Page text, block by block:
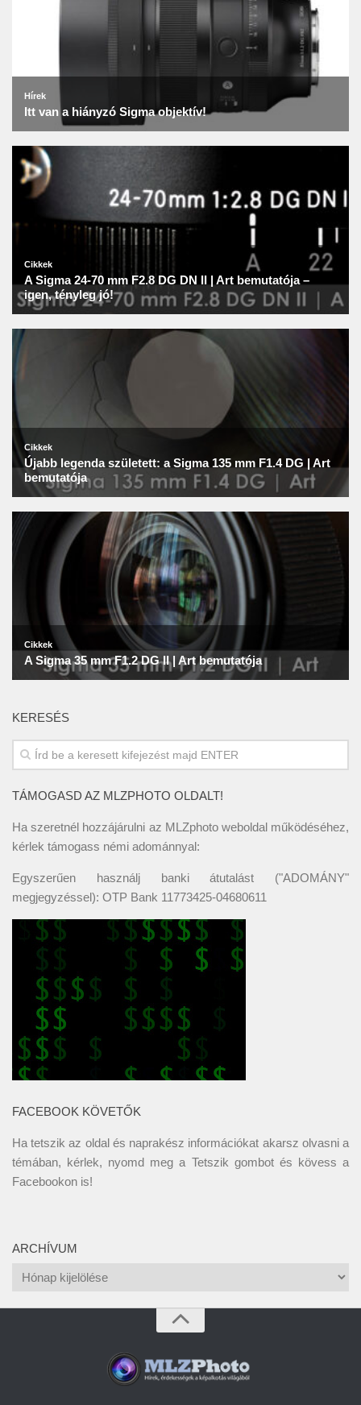
KERESÉS
TÁMOGASD AZ MLZPHOTO OLDALT!
Ha szeretnél hozzájárulni az MLZphoto weboldal működéséhez,
kérlek támogass némi adománnyal:
Egyszerűen használj banki átutalást ("ADOMÁNY"
megjegyzéssel): OTP Bank 11773425-04680611
FACEBOOK KÖVETŐK
Ha tetszik az oldal és naprakész információkat akarsz olvasni a
témában, kérlek, nyomd meg a Tetszik gombot és kövess a
Facebookon is!
ARCHÍVUM
Archívum